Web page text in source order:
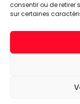
consentir ou de retirer
sur certaines